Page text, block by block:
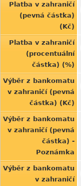
Platba v zahraničí
(pevná částka)
(Kč)
Platba v zahraničí
(procentuální
částka) (%)
Výběr z bankomatu
v zahraničí (pevná
částka) (Kč)
Výběr z bankomatu
v zahraničí (pevná
částka) -
Poznámka
Výběr z bankomatu
v zahraničí